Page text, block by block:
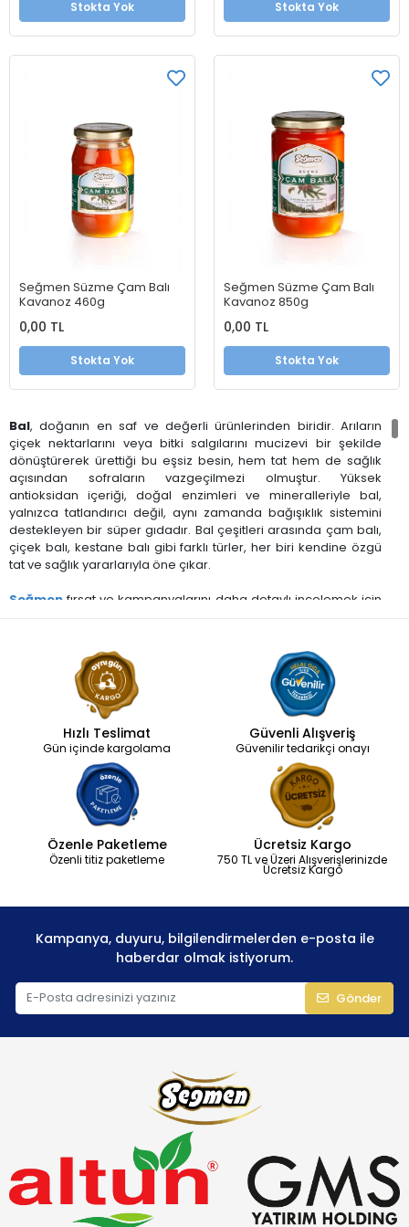
Stokta Yok Stokta Yok
Seğmen Süzme Çam Balı
Kavanoz 460g
0,00 TL
Stokta Yok
Seğmen Süzme Çam Balı
Kavanoz 850g
0,00 TL
Stokta Yok
Bal, doğanın en saf ve değerli ürünlerinden biridir. Arıların
çiçek nektarlarını veya bitki salgılarını mucizevi bir şekilde
dönüştürerek ürettiği bu eşsiz besin, hem tat hem de sağlık
açısından sofraların vazgeçilmezi olmuştur. Yüksek
antioksidan içeriği, doğal enzimleri ve mineralleriyle bal,
yalnızca tatlandırıcı değil, aynı zamanda bağışıklık sistemini
destekleyen bir süper gıdadır. Bal çeşitleri arasında çam balı,
çiçek balı, kestane balı gibi farklı türler, her biri kendine özgü
tat ve sağlık yararlarıyla öne çıkar.
Seğmenfırsat ve kampanyalarını daha detaylı incelemek için
Bal Nedir? Besin Değeri ve Kısa Tarihi
Bal, arıların çiçek nektarlarını veya bitki salgılarını enzimlerle
işleyerek ürettiği doğal bir besindir. Arılar, nektarı bal
midesinde invertaz enzimiyle glikoz ve fruktoza dönüştürür,
ardından peteklerde olgunlaştırır. Bu süreçte su oranı %18-
20’ye düşer, böylece bal doğal bir koruyucu haline gelir. Besin
değeri açısından 100 gram bal yaklaşık 304 kalori içerir; %82
karbonhidrat (glikoz ve fruktoz),0.3 gram protein ve eser
miktarda yağ barındırır. Mineraller arasında potasyum (52
mg),kalsiyum (6 mg),demir (0.42 mg) ve çinko (0.22 mg)
bulunur. Vitaminler ise C (2 mg),B2 (0.04 mg) ve B6 (0.02 mg)
gibi unsurlarla desteklenir. Bu bileşim, balı hızlı enerji kaynağı
yapar; özellikle sporcular ve yorgun bireyler için idealdir.
Günümüzde Türk Gıda Kodeksi’ne göre bal, sakaroz oranı %5’i
geçmeyen, doğal enzimlerle zengin bir ürün olarak tanımlanır.
Bal tüketirken dikkat edilmesi gerekenler arasında katkı
maddesiz, hakiki ürünleri tercih etmek önemlidir; çünkü sahte
ballar besin değerini düşürür. Bu temel bilgiler, balın çeşitlerini
Bal çeşitleri, arıların nektar veya salgı topladığı bitkilere göre
çeşitlenir ve her biri kendine özgü tat, renk ve sağlık yararları
sunar. Türkiye’nin coğrafi çeşitliliği, bal üretiminde eşsiz bir
zenginlik sağlar. Ege’nin çam ormanlarından Karadeniz’in
kestane ağaçlarına, Akdeniz’in çiçek tarlalarından yaylalara
kadar farklı bölgeler, bal çeşitlerini şekillendirir. Çam balı, çiçek
balı, kestane balı ve lavanta balı gibi türler, hem yerel hem de
Hızlı Teslimat
Gün içinde kargolama
Güvenli Alışveriş
Güvenilir tedarikçi onayı
Özenle Paketleme
Özenli titiz paketleme
Ücretsiz Kargo
750 TL ve Üzeri Alışverişlerinizde
Ücretsiz Kargo
Kampanya, duyuru, bilgilendirmelerden e-posta ile
haberdar olmak istiyorum.
Gönder